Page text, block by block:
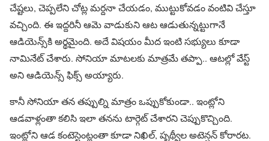
చేష్టలు, చెప్పలేని చోట్ల మర్దనా చేయడం, ముట్టుకోవడం వంటివి చేస్తూ
వచ్చింది. ఈ ఇద్దరినీ ఆమె వాడుకుని ఆట ఆడుతున్నట్టుగానే
ఆడియెన్స్‌కి అర్థమైంది. అదే విషయం మీద ఇంటి సభ్యులు కూడా
నామినేట్ చేశారు. సోనియా మాటలకు మాత్రమే తప్పా.. ఆటల్లో వేస్ట్
అని ఆడియెన్స్ ఫిక్స్ అయ్యారు.
కానీ సోనియా తన తప్పుల్ని మాత్రం ఒప్పుకోకుండా.. ఇంట్లోని
ఆడవాళ్లంతా కలిసి ఇలా తనను టార్గెట్ చేశారని చెప్పుకొచ్చింది.
ఇంట్లోని ఆడ కంటెస్టెంట్లంతా కూడా నిఖిల్, పృథ్వీల అటెన్షన్ కోరారట.